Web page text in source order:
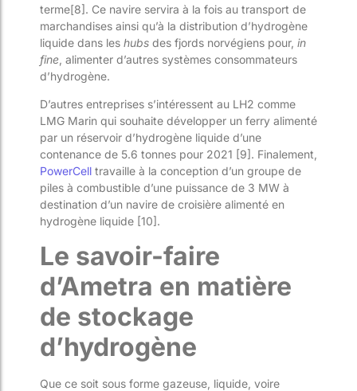
terme[8]. Ce navire servira à la fois au transport de
marchandises ainsi qu’à la distribution d’hydrogène
liquide dans les hubs des fjords norvégiens pour, in
fine , alimenter d’autres systèmes consommateurs
d’hydrogène.
D’autres entreprises s’intéressent au LH2 comme
LMG Marin qui souhaite développer un ferry alimenté
par un réservoir d’hydrogène liquide d’une
contenance de 5.6 tonnes pour 2021 [9]. Finalement,
PowerCell travaille à la conception d’un groupe de
piles à combustible d’une puissance de 3 MW à
destination d’un navire de croisière alimenté en
hydrogène liquide [10].
Le savoir-faire
d’Ametra en matière
de stockage
d’hydrogène
Que ce soit sous forme gazeuse, liquide, voire